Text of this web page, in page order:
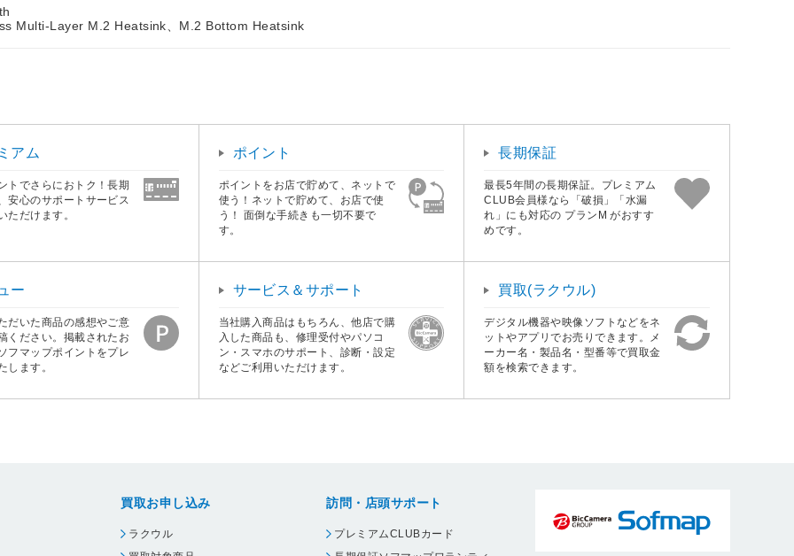
Multi-Layer M.2 Heatsink、M.2 Bottom Heatsink
アム
トでさらにおトク！長期
安心のサポートサービス
ただけます。
ポイント
ポイントをお店で貯めて、ネットで
使う！ネットで貯めて、お店で使
う！ 面倒な手続きも一切不要で
す。
長期保証
最長5年間の長期保証。プレミアム
CLUB会員様なら「破損」「水漏
れ」にも対応の プランM がおすす
めです。
ー
だいた商品の感想やご意
ください。掲載されたお
フマップポイントをプレ
します。
サービス＆サポート
当社購入商品はもちろん、他店で購
入した商品も、修理受付やパソコ
ン・スマホのサポート、診断・設定
などご利用いただけます。
買取(ラクウル)
デジタル機器や映像ソフトなどをネ
ットやアプリでお売りできます。メ
ーカー名・製品名・型番等で買取金
額を検索できます。
買取お申し込み
ラクウル
訪問・店頭サポート
プレミアムCLUBカード